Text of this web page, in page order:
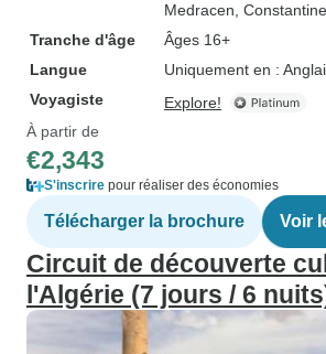
Medracen , Constantine
Tranche d'âge
Âges 16+
Langue
Uniquement en :
Voyagiste
Explore!
À partir de
€2,343
S'inscrire pour réaliser des économies
Télécharger la brochure Voir
Circuit de découverte
l'Algérie (7 jours / 6